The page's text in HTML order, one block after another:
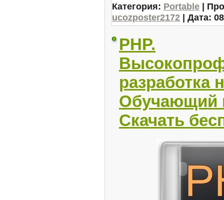
Категория: Portable |
ucozposter2172 | Дата:
PHP.
разработка
Обучающий
Скачать